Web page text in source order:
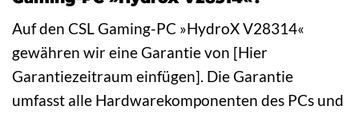
Auf den CSL Gaming-PC »HydroX V28314«
gewähren wir eine Garantie von [Hier
Garantiezeitraum einfügen]. Die Garantie
umfasst alle Hardwarekomponenten des PCs und